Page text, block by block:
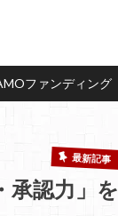
ファンディング
最新記事
承認力」を